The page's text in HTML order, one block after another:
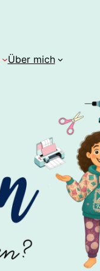
Über mich